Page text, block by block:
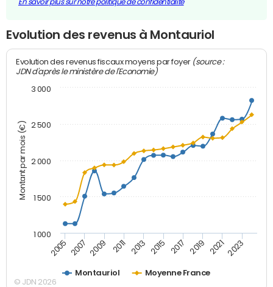
En savoir plus sur notre politique de confidentialité
Evolution des revenus à Montauriol
Montant par mois (€)
Evolution des revenus fiscaux moyens par foyer (source :
JDN d'après le ministère de l'Economie)
Montauriol Moyenne France
2005 2007 2009 2011 2013 2015 2017 2019 2021 2023
1 000
1 500
2 000
2 500
3 000
© JDN 2026